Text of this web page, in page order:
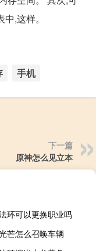
,这样。
手机
下一篇
原神怎么见立本
环可以更换职业吗
芒怎么召唤车辆